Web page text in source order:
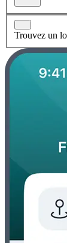
Trouvez un